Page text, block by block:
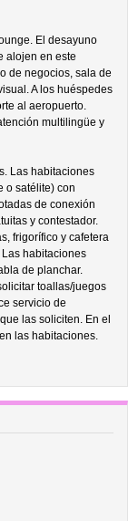
El desayuno
alojen en este
de negocios, sala de
A los huéspedes
al aeropuerto.
multilingüe y
Las habitaciones
o satélite) con
de conexión
y contestador.
frigorífico y cafetera
habitaciones
de planchar.
toallas/juegos
servicio de
las soliciten. En el
las habitaciones.